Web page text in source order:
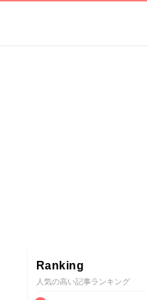
Ranking
人気の高い記事ランキング